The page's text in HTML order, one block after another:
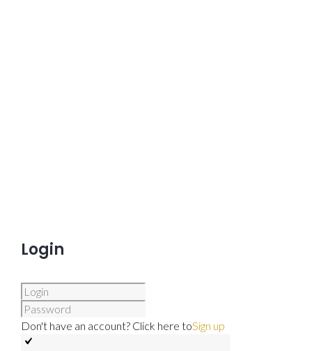
Login
Don't have an account? Click here toSign up